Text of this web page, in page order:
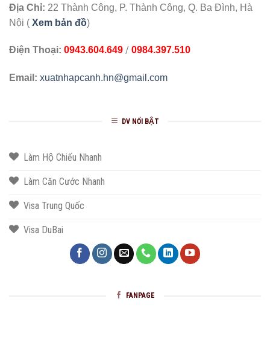
Địa Chỉ: 22 Thành Công, P. Thành Công, Q. Ba Đình, Hà
Nội ( Xem bản đồ)
Điện Thoại: 0943.604.649 / 0984.397.510
Email: xuatnhapcanh.hn@gmail.com
DV NỔI BẬT
Làm Hộ Chiếu Nhanh
Làm Căn Cước Nhanh
Visa Trung Quốc
Visa DuBai
FANPAGE